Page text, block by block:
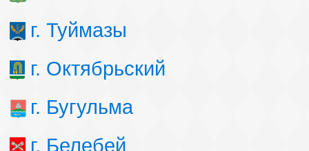
г. Туймазы
г. Октябрьский
г. Бугульма
г. Белебей